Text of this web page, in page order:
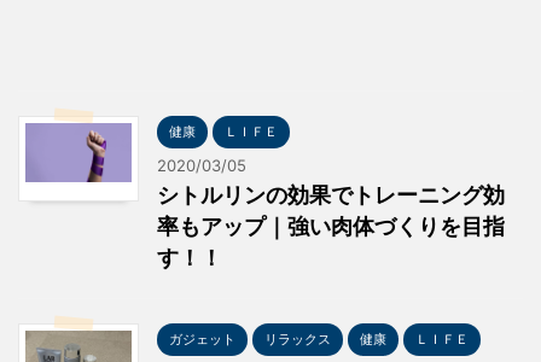
健康 ＬＩＦＥ
2020/03/05
シトルリンの効果でトレーニング効
率もアップ｜強い肉体づくりを目指
す！！
ガジェット リラックス 健康 ＬＩＦＥ